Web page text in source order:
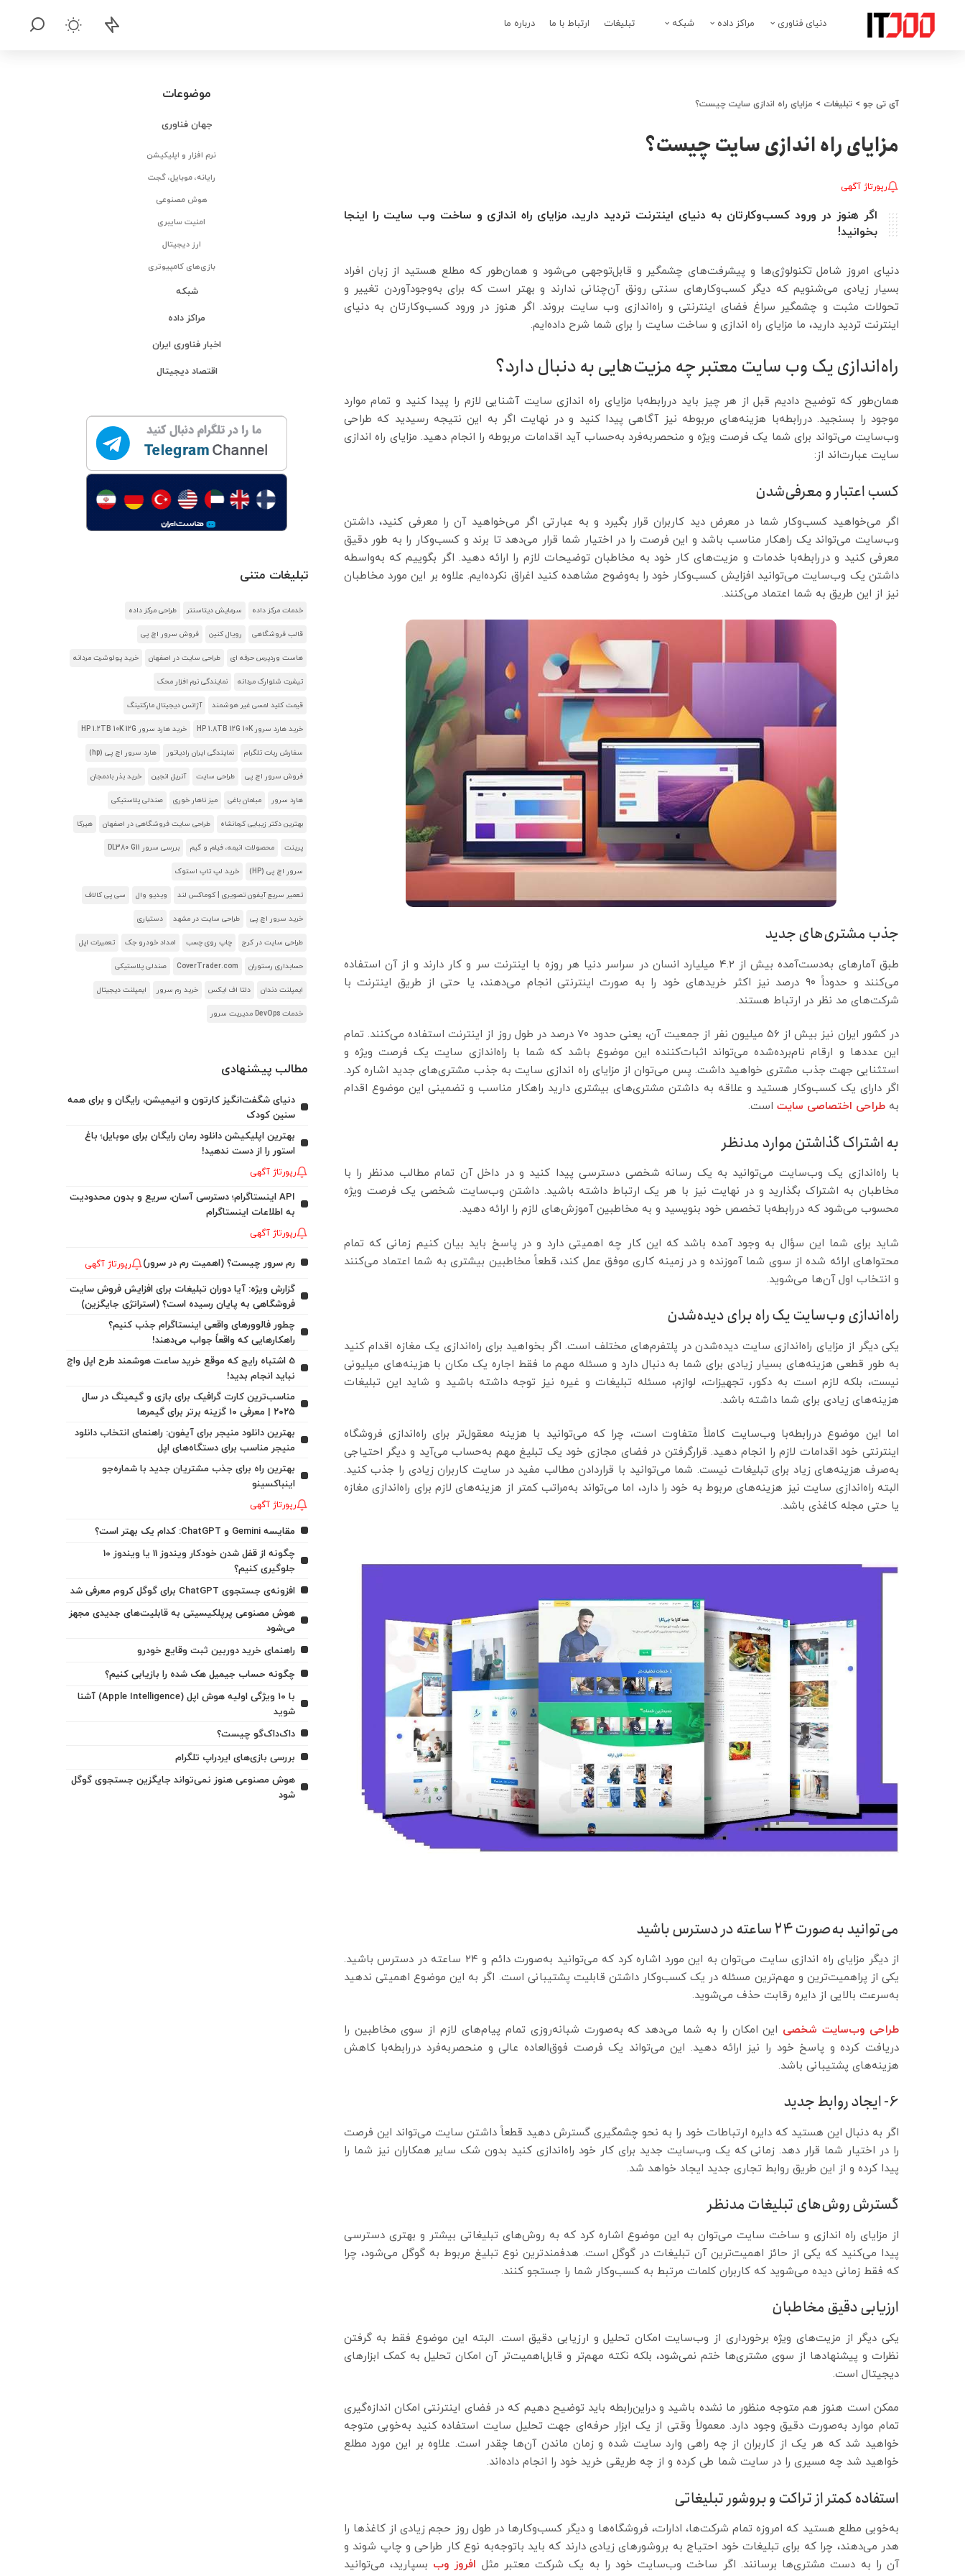
دنیای فناوری مراکز داده شبکه تبلیغات ارتباط با ما درباره ما
آی تی جو > تبلیغات > مزایای راه اندازی سایت چیست؟
مزایای راه اندازی سایت چیست؟
رپورتاژ آگهی
اگر هنوز در ورود کسب‌وکارتان به دنیای اینترنت تردید دارید، مزایای راه اندازی و ساخت وب سایت را اینجا
بخوانید!
دنیای امروز شامل تکنولوژی‌ها و پیشرفت‌های چشمگیر و قابل‌توجهی می‌شود و همان‌طور که مطلع هستید از زبان افراد
بسیار زیادی می‌شنویم که دیگر کسب‌وکارهای سنتی رونق آن‌چنانی ندارند و بهتر است که برای به‌وجودآوردن تغییر و
تحولات مثبت و چشمگیر سراغ فضای اینترنتی و راه‌اندازی وب ‌سایت بروند. اگر هنوز در ورود کسب‌وکارتان به دنیای
اینترنت تردید دارید، ما مزایای راه اندازی و ساخت سایت را برای شما شرح داده‌ایم.
راه‌اندازی یک وب سایت معتبر چه مزیت‌هایی به دنبال دارد؟
همان‌طور که توضیح دادیم قبل از هر چیز باید دررابطه‌با مزایای راه اندازی سایت آشنایی لازم را پیدا کنید و تمام موارد
موجود را بسنجید. دررابطه‌با هزینه‌های مربوطه نیز آگاهی پیدا کنید و در نهایت اگر به این نتیجه رسیدید که طراحی
وب‌سایت می‌تواند برای شما یک فرصت ویژه و منحصربه‌فرد به‌حساب آید اقدامات مربوطه را انجام دهید. مزایای راه اندازی
سایت عبارت‌اند از:
کسب اعتبار و معرفی‌شدن
اگر می‌خواهید کسب‌وکار شما در معرض دید کاربران قرار بگیرد و به عبارتی اگر می‌خواهید آن را معرفی کنید، داشتن
وب‌سایت می‌تواند یک راهکار مناسب باشد و این فرصت را در اختیار شما قرار می‌دهد تا برند و کسب‌وکار را به طور دقیق
معرفی کنید و دررابطه‌با خدمات و مزیت‌های کار خود به مخاطبان توضیحات لازم را ارائه دهید. اگر بگوییم که به‌واسطه
داشتن یک وب‌سایت می‌توانید افزایش کسب‌وکار خود را به‌وضوح مشاهده کنید اغراق نکرده‌ایم. علاوه بر این مورد مخاطبان
نیز از این طریق به شما اعتماد می‌کنند.
جذب مشتری‌های جدید
طبق آمارهای به‌دست‌آمده بیش از 4.2 میلیارد انسان در سراسر دنیا هر روزه با اینترنت سر و کار دارند و از آن استفاده
می‌کنند و حدوداً ۹۰ درصد نیز اکثر خریدهای خود را به صورت اینترنتی انجام می‌دهند، یا حتی از طریق اینترنت با
شرکت‌های مد نظر در ارتباط هستند.
در کشور ایران نیز بیش از ۵۶ میلیون نفر از جمعیت آن، یعنی حدود ۷۰ درصد در طول روز از اینترنت استفاده می‌کنند. تمام
این عددها و ارقام نام‌برده‌شده می‌تواند اثبات‌کننده این موضوع باشد که شما با راه‌اندازی سایت یک فرصت ویژه و
استثنایی جهت جذب مشتری خواهید داشت. پس می‌توان از مزایای راه اندازی سایت به جذب مشتری‌های جدید اشاره کرد.
اگر دارای یک کسب‌وکار هستید و علاقه به داشتن مشتری‌های بیشتری دارید راهکار مناسب و تضمینی این موضوع اقدام
به طراحی اختصاصی سایت است.
به اشتراک گذاشتن موارد مدنظر
با راه‌اندازی یک وب‌سایت می‌توانید به یک رسانه شخصی دسترسی پیدا کنید و در داخل آن تمام مطالب مدنظر را با
مخاطبان به اشتراک بگذارید و در نهایت نیز با هر یک ارتباط داشته باشید. داشتن وب‌سایت شخصی یک فرصت ویژه
محسوب می‌شود که دررابطه‌با تخصص خود بنویسید و به مخاطبین آموزش‌های لازم را ارائه دهید.
شاید برای شما این سؤال به وجود آمده باشد که این کار چه اهمیتی دارد و در پاسخ باید بیان کنیم زمانی که تمام
محتواهای ارائه شده از سوی شما آموزنده و در زمینه کاری موفق عمل کند، قطعاً مخاطبین بیشتری به شما اعتماد می‌کنند
و انتخاب اول آن‌ها می‌شوید.
راه‌اندازی وب‌سایت یک راه برای دیده‌شدن
یکی دیگر از مزایای راه‌اندازی سایت دیده‌شدن در پلتفرم‌های مختلف است. اگر بخواهید برای راه‌اندازی یک مغازه اقدام کنید
به طور قطعی هزینه‌های بسیار زیادی برای شما به دنبال دارد و مسئله مهم ما فقط اجاره یک مکان با هزینه‌های میلیونی
نیست، بلکه لازم است به دکور، تجهیزات، لوازم، مسئله تبلیغات و غیره نیز توجه داشته باشید و شاید این تبلیغات
هزینه‌های زیادی برای شما داشته باشد.
اما این موضوع دررابطه‌با وب‌سایت کاملاً متفاوت است، چرا که می‌توانید با هزینه معقول‌تر برای راه‌اندازی فروشگاه
اینترنتی خود اقدامات لازم را انجام دهید. قرارگرفتن در فضای مجازی خود یک تبلیغ مهم به‌حساب می‌آید و دیگر احتیاجی
به‌صرف هزینه‌های زیاد برای تبلیغات نیست. شما می‌توانید با قراردادن مطالب مفید در سایت کاربران زیادی را جذب کنید.
البته راه‌اندازی سایت نیز هزینه‌های مربوط به خود را دارد، اما می‌تواند به‌مراتب کمتر از هزینه‌های لازم برای راه‌اندازی مغازه
یا حتی مجله کاغذی باشد.
می‌توانید به‌صورت ۲۴ ساعته در دسترس باشید
از دیگر مزایای راه اندازی سایت می‌توان به این مورد اشاره کرد که می‌توانید به‌صورت دائم و ۲۴ ساعته در دسترس باشید.
یکی از پراهمیت‌ترین و مهم‌ترین مسئله در یک کسب‌وکار داشتن قابلیت پشتیبانی است. اگر به این موضوع اهمیتی ندهید
به‌سرعت بالایی از دایره رقابت حذف می‌شوید.
طراحی وب‌سایت شخصی این امکان را به شما می‌دهد که به‌صورت شبانه‌روزی تمام پیام‌های لازم از سوی مخاطبین را
دریافت کرده و پاسخ خود را نیز ارائه دهید. این می‌تواند یک فرصت فوق‌العاده عالی و منحصربه‌فرد دررابطه‌با کاهش
هزینه‌های پشتیبانی باشد.
6- ایجاد روابط جدید
اگر به دنبال این هستید که دایره ارتباطات خود را به نحو چشمگیری گسترش دهید قطعاً داشتن سایت می‌تواند این فرصت
را در اختیار شما قرار دهد. زمانی که یک وب‌سایت جدید برای کار خود راه‌اندازی کنید بدون شک سایر همکاران نیز شما را
پیدا کرده و از این طریق روابط تجاری جدید ایجاد خواهد شد.
گسترش روش‌های تبلیغات مدنظر
از مزایای راه اندازی و ساخت سایت می‌توان به این موضوع اشاره کرد که به روش‌های تبلیغاتی بیشتر و بهتری دسترسی
پیدا می‌کنید که یکی از حائز اهمیت‌ترین آن تبلیغات در گوگل است. هدفمندترین نوع تبلیغ مربوط به گوگل می‌شود، چرا
که فقط زمانی دیده می‌شوید که کاربران کلمات مرتبط به کسب‌وکار شما را جستجو کنند.
ارزیابی دقیق مخاطبان
یکی دیگر از مزیت‌های ویژه برخورداری از وب‌سایت امکان تحلیل و ارزیابی دقیق است. البته این موضوع فقط به گرفتن
نظرات و پیشنهادها از سوی مشتری‌ها ختم نمی‌شود، بلکه نکته مهم‌تر و قابل‌اهمیت‌تر آن امکان تحلیل به کمک ابزارهای
دیجیتال است.
ممکن است هنوز هم متوجه منظور ما نشده باشید و دراین‌رابطه باید توضیح دهیم که در فضای اینترنتی امکان اندازه‌گیری
تمام موارد به‌صورت دقیق وجود دارد. معمولاً وقتی از یک ابزار حرفه‌ای جهت تحلیل سایت استفاده کنید به‌خوبی متوجه
خواهید شد که هر یک از کاربران از چه راهی وارد سایت شده و زمان ماندن آن‌ها چقدر است. علاوه بر این مورد مطلع
خواهید شد چه مسیری را در سایت شما طی کرده و از چه طریقی خرید خود را انجام داده‌اند.
استفاده کمتر از تراکت و بروشور تبلیغاتی
به‌خوبی مطلع هستید که امروزه تمام شرکت‌ها، ادارات، فروشگاه‌ها و دیگر کسب‌وکارها در طول روز حجم زیادی از کاغذها را
هدر می‌دهند، چرا که برای تبلیغات خود احتیاج به بروشورهای زیادی دارند که باید باتوجه‌به نوع کار طراحی و چاپ شوند و
آن را به دست مشتری‌ها برسانند. اگر ساخت وب‌سایت خود را به یک شرکت معتبر مثل افروز وب بسپارید، می‌توانید
موضوعات
جهان فناوری
نرم افزار و اپلیکیشن
رایانه، موبایل، گجت
هوش مصنوعی
امنیت سایبری
ارز دیجیتال
بازی‌های کامپیوتری
شبکه
مراکز داده
اخبار فناوری ایران
اقتصاد دیجیتال
تبلیغات متنی
خدمات مرکز داده سرمایش دیتاسنتر طراحی مرکز داده
قالب فروشگاهی رویال کنین فروش سرور اچ پی
هاست وردپرس حرفه ای طراحی سایت در اصفهان خرید پولوشرت مردانه
تیشرت شلوارک مردانه نمایندگی نرم افزار محک
قیمت کلید لمسی غیر هوشمند آژانس دیجیتال مارکتینگ
خرید هارد سرور HP 1.8TB 12G 10K خرید هارد سرور HP 1.2TB 10K 12G
سفارش ربات تلگرام نمایندگی ایران رادیاتور هارد سرور اچ پی (hp)
فروش سرور اچ پی طراحی سایت آنریل انجین خرید بذر بادمجان
هارد سرور مبلمان باغی میز ناهار خوری صندلی پلاستیکی
بهترین دکتر زیبایی کرمانشاه طراحی سایت فروشگاهی در اصفهان هیرکا
پرینت محصولات انیمه، فیلم و گیم بررسی سرور DL380 G11
سرور اچ پی (HP) خرید لپ تاپ استوک
تعمیر سریع آیفون تصویری | کوماکس لند ویدیو وال سی پی کالاف
خرید سرور اچ پی طراحی سایت در مشهد دستیاری
طراحی سایت در کرج چاپ روی چسب امداد خودرو جک تعمیرات اپل
حسابداری رستوران CoverTrader.com صندلی پلاستیکی
ایمپلنت دندان دلتا اف ایکس خرید رم سرور ایمپلنت دیجیتال
خدمات DevOps مدیریت سرور
مطالب پیشنهادی
دنیای شگفت‌انگیز کارتون و انیمیشن، رایگان و برای همه
سنین کودک
بهترین اپلیکیشن دانلود رمان رایگان برای موبایل؛ باغ
استور را از دست ندهید!
رپورتاژ آگهی
API اینستاگرام؛ دسترسی آسان، سریع و بدون محدودیت
به اطلاعات اینستاگرام
رپورتاژ آگهی
رم سرور چیست؟ (اهمیت رم در سرور) رپورتاژ آگهی
گزارش ویژه: آیا دوران تبلیغات برای افزایش فروش سایت
فروشگاهی به پایان رسیده است؟ (استراتژی جایگزین)
چطور فالوورهای واقعی اینستاگرام جذب کنیم؟
راهکارهایی که واقعاً جواب می‌دهند!
5 اشتباه رایج که موقع خرید ساعت هوشمند طرح اپل واچ
نباید انجام بدید!
مناسب‌ترین کارت گرافیک برای بازی و گیمینگ در سال
۲۰۲۵ | معرفی ۱۰ گزینه برتر برای گیمرها
بهترین دانلود منیجر برای آیفون: راهنمای انتخاب دانلود
منیجر مناسب برای دستگاه‌های اپل
بهترین راه برای جذب مشتریان جدید با شماره‌جو
اینباکسینو
رپورتاژ آگهی
مقایسه Gemini و ChatGPT: کدام یک بهتر است؟
چگونه از قفل شدن خودکار ویندوز 11 یا ویندوز 10
جلوگیری کنیم؟
افزونه‌ی جستجوی ChatGPT برای گوگل کروم معرفی شد
هوش مصنوعی پرپلکیسیتی به قابلیت‌های جدیدی مجهز
می‌شود
راهنمای خرید دوربین ثبت وقایع خودرو
چگونه حساب جیمیل هک شده را بازیابی کنیم؟
با ۱۰ ویژگی اولیه هوش اپل (Apple Intelligence) آشنا
شوید
داک‌داک‌گو چیست؟
بررسی بازی‌های ایردراپ تلگرام
هوش مصنوعی هنوز نمی‌تواند جایگزین جستجوی گوگل
شود